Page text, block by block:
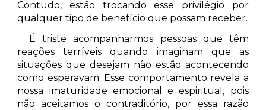
Contudo, estão trocando esse privilégio por
qualquer tipo de benefício que possam receber.
É triste acompanharmos pessoas que têm
reações terríveis quando imaginam que as
situações que desejam não estão acontecendo
como esperavam. Esse comportamento revela a
nossa imaturidade emocional e espiritual, pois
não aceitamos o contraditório, por essa razão